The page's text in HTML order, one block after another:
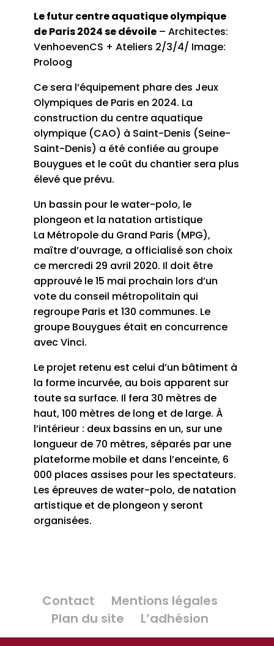
Le futur centre aquatique olympique
de Paris 2024 se dévoile– Architectes:
VenhoevenCS + Ateliers 2/3/4/ Image:
Proloog
Ce sera l’équipement phare des Jeux
Olympiques de Paris en 2024. La
construction du centre aquatique
olympique (CAO) à Saint-Denis (Seine-
Saint-Denis) a été confiée au groupe
Bouygues et le coût du chantier sera plus
élevé que prévu.
Un bassin pour le water-polo, le
plongeon et la natation artistique
La Métropole du Grand Paris (MPG),
maître d’ouvrage, a officialisé son choix
ce mercredi 29 avril 2020. Il doit être
approuvé le 15 mai prochain lors d’un
vote du conseil métropolitain qui
regroupe Paris et 130 communes. Le
groupe Bouygues était en concurrence
avec Vinci.
Le projet retenu est celui d’un bâtiment à
la forme incurvée, au bois apparent sur
toute sa surface. Il fera 30 mètres de
haut, 100 mètres de long et de large. À
l’intérieur : deux bassins en un, sur une
longueur de 70 mètres, séparés par une
plateforme mobile et dans l’enceinte, 6
000 places assises pour les spectateurs.
Les épreuves de water-polo, de natation
artistique et de plongeon y seront
organisées.
Contact
Mentions légales
Plan du site
L’adhésion